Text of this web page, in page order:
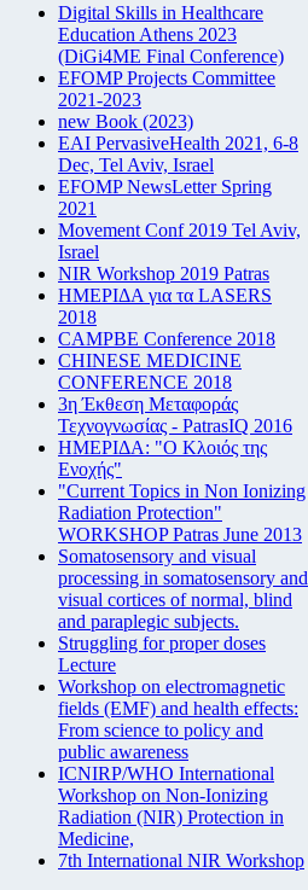
Digital Skills in Healthcare
Education Athens 2023
(DiGi4ME Final Conference)
EFOMP Projects Committee
2021-2023
new Book (2023)
EAI PervasiveHealth 2021, 6-8
Dec, Tel Aviv, Israel
EFOMP NewsLetter Spring
2021
Movement Conf 2019 Tel Aviv,
Israel
NIR Workshop 2019 Patras
ΗΜΕΡΙΔΑ για τα LASERS
2018
CAMPBE Conference 2018
CHINESE MEDICINE
CONFERENCE 2018
3η Έκθεση Μεταφοράς
Τεχνογνωσίας - PatrasIQ 2016
ΗΜΕΡΙΔΑ: "Ο Κλοιός της
Ενοχής"
"Current Topics in Non Ionizing
Radiation Protection"
WORKSHOP Patras June 2013
Somatosensory and visual
processing in somatosensory and
visual cortices of normal, blind
and paraplegic subjects.
Struggling for proper doses
Lecture
Workshop on electromagnetic
fields (EMF) and health effects:
From science to policy and
public awareness
ICNIRP/WHO International
Workshop on Non-Ionizing
Radiation (NIR) Protection in
Medicine,
7th International NIR Workshop